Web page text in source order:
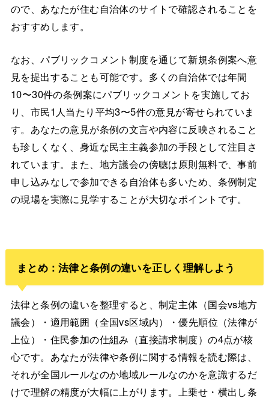
ので、あなたが住む自治体のサイトで確認されることを
おすすめします。
なお、パブリックコメント制度を通じて新規条例案へ意
見を提出することも可能です。多くの自治体では年間
10〜30件の条例案にパブリックコメントを実施してお
り、市民1人当たり平均3〜5件の意見が寄せられていま
す。あなたの意見が条例の文言や内容に反映されること
も珍しくなく、身近な民主主義参加の手段として注目さ
れています。また、地方議会の傍聴は原則無料で、事前
申し込みなしで参加できる自治体も多いため、条例制定
の現場を実際に見学することが大切なポイントです。
まとめ：法律と条例の違いを正しく理解しよう
法律と条例の違いを整理すると、制定主体（国会vs地方
議会）・適用範囲（全国vs区域内）・優先順位（法律が
上位）・住民参加の仕組み（直接請求制度）の4点が核
心です。あなたが法律や条例に関する情報を読む際は、
それが全国ルールなのか地域ルールなのかを意識するだ
けで理解の精度が大幅に上がります。上乗せ・横出し条